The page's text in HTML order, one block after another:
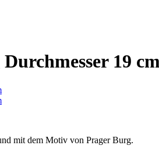
19
mit dem Motiv von Prager Burg.